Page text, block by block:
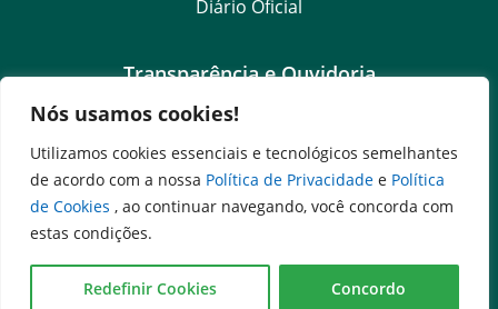
Nós usamos cookies!
Utilizamos cookies essenciais e tecnológicos semelhantes
de acordo com a nossa Política de Privacidade e Política
de Cookies , ao continuar navegando, você concorda com
estas condições.
Redefinir Cookies Concordo
Diário Oficial
Transparência e Ouvidoria
LGPD
Goiás Transparência
Dados Abertos Goiás
Ouvidoria Setorial
SIC – Serviço de Informação ao Cidadão
e-SIC – Serviço Eletrônico de Informação ao Cidadão
Ouvidoria Setorial (Presencial)